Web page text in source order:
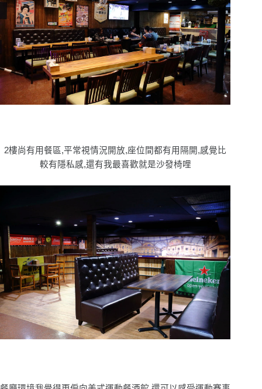
2樓尚有用餐區,平常視情況開放,座位間都有用隔開,感覺比
較有隱私感,還有我最喜歡就是沙發椅哩